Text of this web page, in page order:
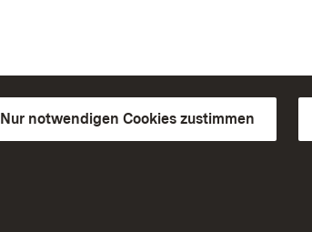
Nur notwendigen Cookies zustimmen